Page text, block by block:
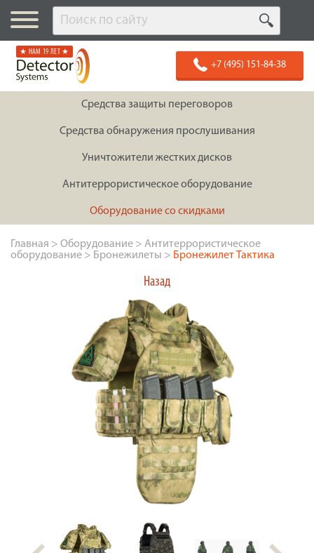
★ НАМ 19 ЛЕТ ★
+7 (495) 151-84-38
Средства защиты переговоров
Средства обнаружения прослушивания
Уничтожители жестких дисков
Антитеррористическое оборудование
Оборудование со скидками
Главная > Оборудование > Антитеррористическое
оборудование > Бронежилеты > Бронежилет Тактика
Назад